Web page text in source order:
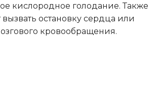
кислородное голодание. Также
остановку сердца или
кровообращения.